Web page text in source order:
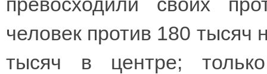
человек против 180 тысяч
тысяч в центре;